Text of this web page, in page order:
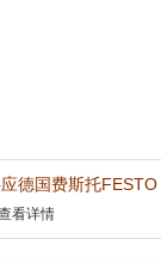
德国费斯托FESTO
囊式气缸
看详情